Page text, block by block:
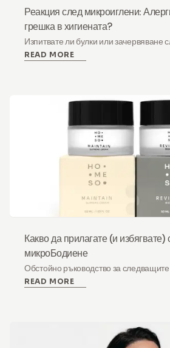
Реакция след микроиглени:
грешка в хигиената?
Изпитвате ли булки или зачервяване
Разберете разликата между нормална
READ MORE
Какво да прилагате (и избягвате)
микроБодиене
Обстойно ръководство за следващите
микронободението. Разберете кои
READ MORE